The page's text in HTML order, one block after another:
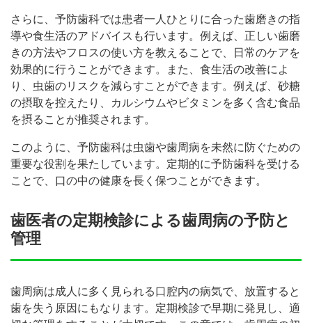
さらに、予防歯科では患者一人ひとりに合った歯磨きの指
導や食生活のアドバイスも行います。例えば、正しい歯磨
きの方法やフロスの使い方を教えることで、日常のケアを
効果的に行うことができます。また、食生活の改善によ
り、虫歯のリスクを減らすことができます。例えば、砂糖
の摂取を控えたり、カルシウムやビタミンを多く含む食品
を摂ることが推奨されます。
このように、予防歯科は虫歯や歯周病を未然に防ぐための
重要な役割を果たしています。定期的に予防歯科を受ける
ことで、口の中の健康を長く保つことができます。
歯医者の定期検診による歯周病の予防と
管理
歯周病は成人に多く見られる口腔内の病気で、放置すると
歯を失う原因にもなります。定期検診で早期に発見し、適